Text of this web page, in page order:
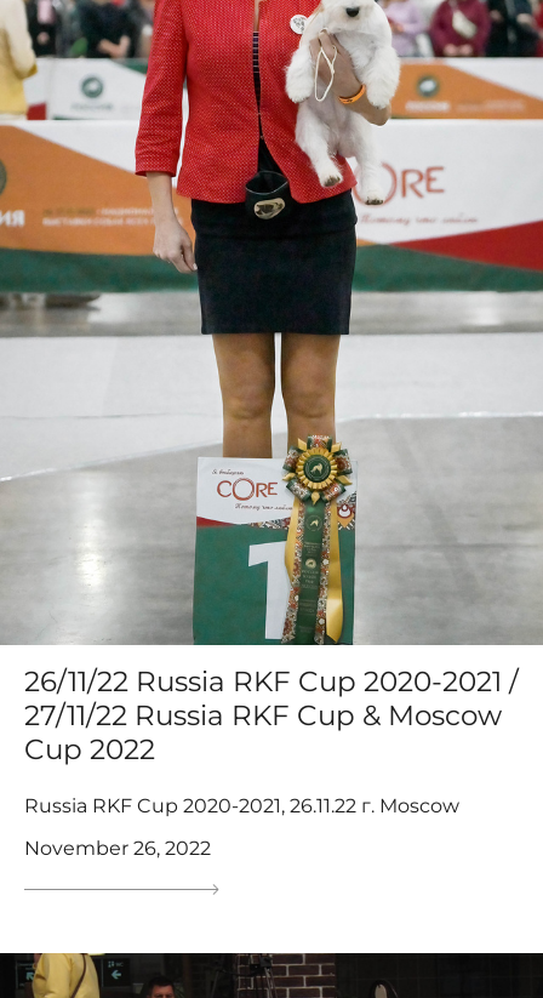
26/11/22 Russia RKF Cup 2020-2021 /
27/11/22 Russia RKF Cup & Moscow
Cup 2022
Russia RKF Cup 2020-2021, 26.11.22 г. Moscow
November 26, 2022